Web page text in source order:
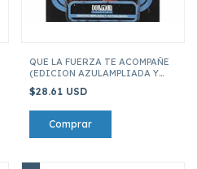
QUE LA FUERZA TE ACOMPAÑE
(EDICION AZULAMPLIADA Y
$28.61 USD